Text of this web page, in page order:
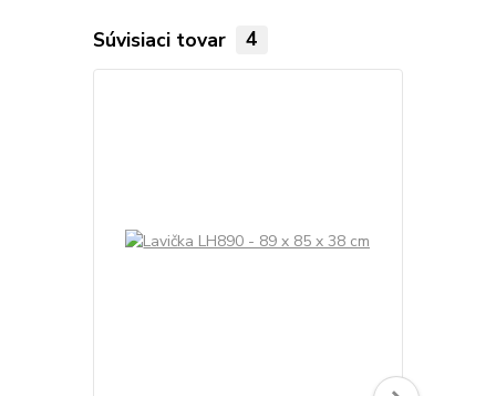
Súvisiaci tovar 4